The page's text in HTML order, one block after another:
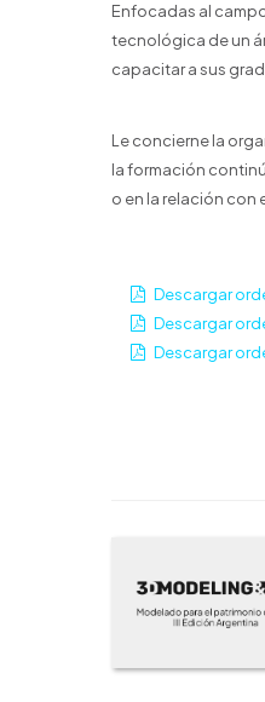
Enfocadas al
tecnológica de un
capacitar a sus
Le concierne la
la formación
o en la relación con
Descargar
Descargar
Descargar